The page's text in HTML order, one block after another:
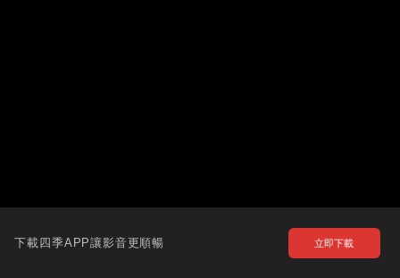
下載四季APP讓影音更順暢 立即下載